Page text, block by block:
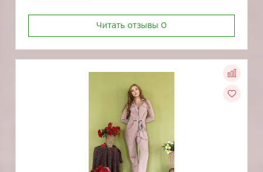
Читать отзывы 0